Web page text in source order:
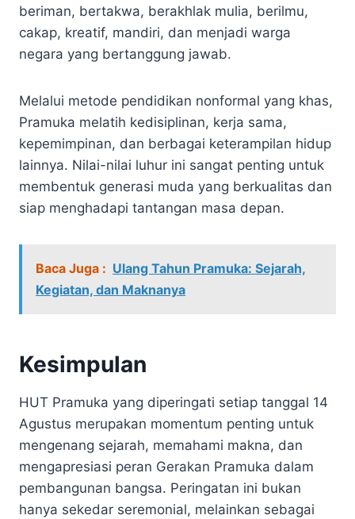
beriman, bertakwa, berakhlak mulia, berilmu,
cakap, kreatif, mandiri, dan menjadi warga
negara yang bertanggung jawab.
Melalui metode pendidikan nonformal yang khas,
Pramuka melatih kedisiplinan, kerja sama,
kepemimpinan, dan berbagai keterampilan hidup
lainnya. Nilai-nilai luhur ini sangat penting untuk
membentuk generasi muda yang berkualitas dan
siap menghadapi tantangan masa depan.
Baca Juga : Ulang Tahun Pramuka: Sejarah,
Kegiatan, dan Maknanya
Kesimpulan
HUT Pramuka yang diperingati setiap tanggal 14
Agustus merupakan momentum penting untuk
mengenang sejarah, memahami makna, dan
mengapresiasi peran Gerakan Pramuka dalam
pembangunan bangsa. Peringatan ini bukan
hanya sekedar seremonial, melainkan sebagai